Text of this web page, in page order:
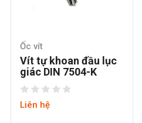
Ốc vít
Vít tự khoan đầu lục
giác DIN 7504-K
Liên hệ